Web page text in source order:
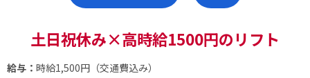
土日祝休み×高時給1500円のリフト
給与： 時給1,500円（交通費込み）